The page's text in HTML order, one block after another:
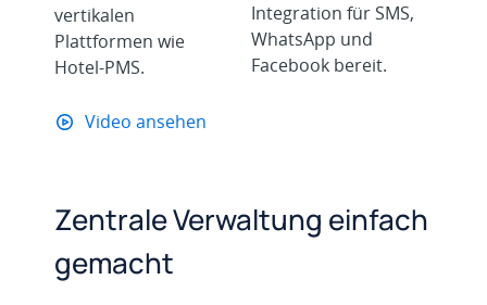
vertikalen
Plattformen wie
Hotel-PMS.
Integration für SMS,
WhatsApp und
Facebook bereit.
Video ansehen
Zentrale Verwaltung einfach
gemacht